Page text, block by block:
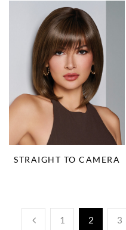
STRAIGHT TO CAMERA
1 2 3